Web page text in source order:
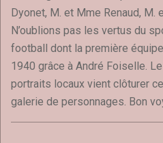
Dyonet, M. et Mme Renaud, M.
N’oublions pas les vertus du
football dont la première
1940 grâce à André Foiselle.
portraits locaux vient clôturer
galerie de personnages. Bon